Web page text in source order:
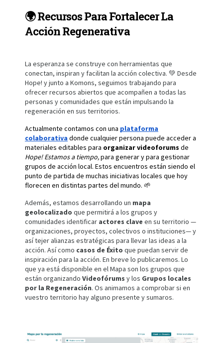
🌍 Recursos Para Fortalecer La
Acción Regenerativa
La esperanza se construye con herramientas que
conectan, inspiran y facilitan la acción colectiva. 💚 Desde
Hope! y junto a Komons, seguimos trabajando para
ofrecer recursos abiertos que acompañen a todas las
personas y comunidades que están impulsando la
regeneración en sus territorios.
Actualmente contamos con una plataforma
colaborativa donde cualquier persona puede acceder a
materiales editables para organizar videoforums de
Hope! Estamos a tiempo,para generar y para gestionar
grupos de acción local. Estos encuentros están siendo el
punto de partida de muchas iniciativas locales que hoy
florecen en distintas partes del mundo. 🌱
Además, estamos desarrollando un mapa
geolocalizado que permitirá a los grupos y
comunidades identificar actores clave en su territorio —
organizaciones, proyectos, colectivos o instituciones— y
así tejer alianzas estratégicas para llevar las ideas a la
acción. Así como casos de Éxito que puedan servir de
inspiración para la acción. En breve lo publicaremos. Lo
que ya está disponible en el Mapa son los grupos que
están organizando Videofórums y los Grupos locales
por la Regeneración. Os animamos a comprobar si en
vuestro territorio hay alguno presente y sumaros.